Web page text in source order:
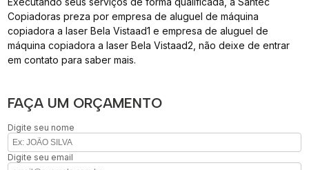
Copiadoras preza por empresa de aluguel de máquina
copiadora a laser Bela Vistaad1 e empresa de aluguel de
máquina copiadora a laser Bela Vistaad2, não deixe de entrar
em contato para saber mais.
FAÇA UM ORÇAMENTO
Digite seu nome
Digite seu email